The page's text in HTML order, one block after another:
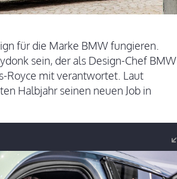
für die Marke BMW fungieren.
sein, der als Design-Chef BMW
Royce mit verantwortet. Laut
Halbjahr seinen neuen Job in